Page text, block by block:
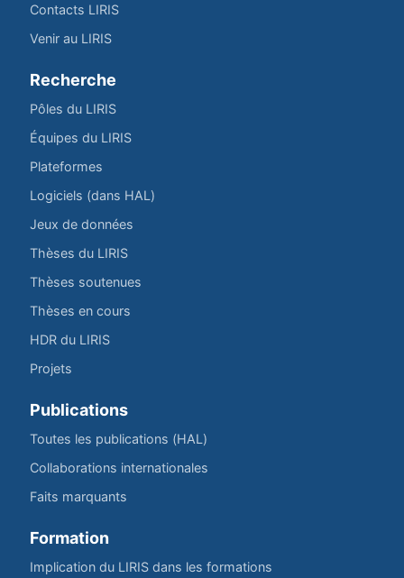
Contacts LIRIS
Venir au LIRIS
Recherche
Pôles du LIRIS
Équipes du LIRIS
Plateformes
Logiciels (dans HAL)
Jeux de données
Thèses du LIRIS
Thèses soutenues
Thèses en cours
HDR du LIRIS
Projets
Publications
Toutes les publications (HAL)
Collaborations internationales
Faits marquants
Formation
Implication du LIRIS dans les formations